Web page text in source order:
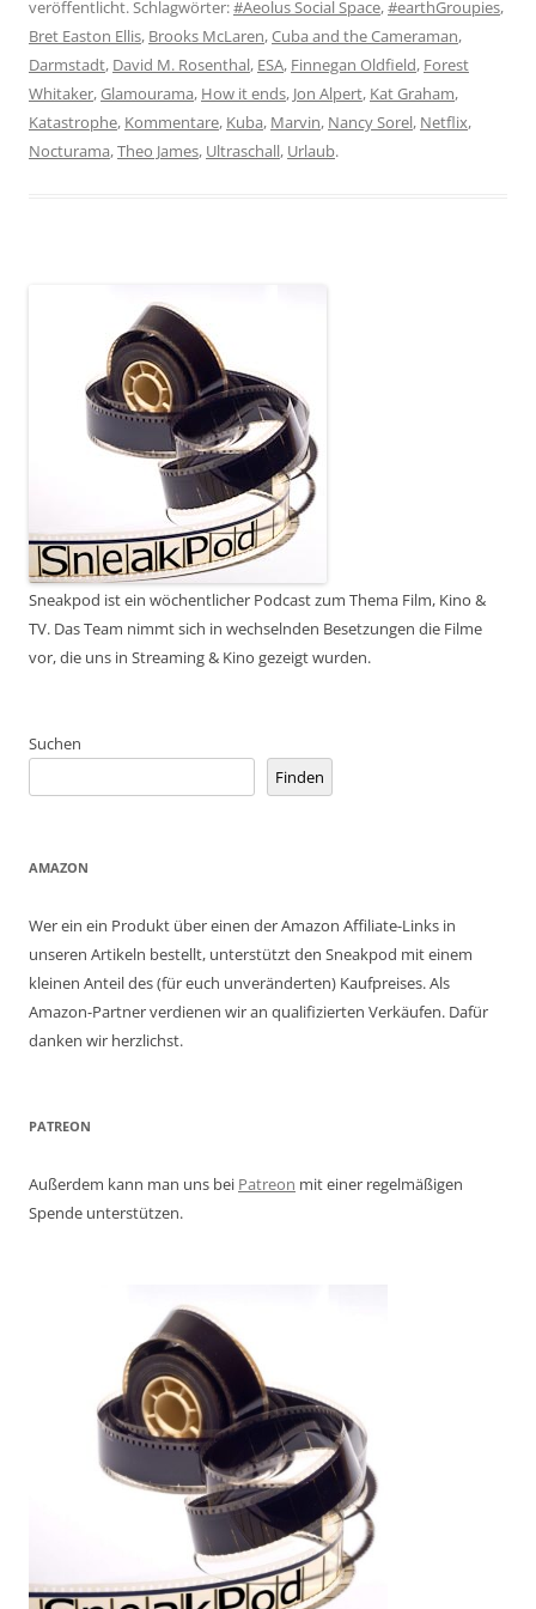
veröffentlicht. Schlagwörter:#Aeolus Social Space,#earthGroupies,
Bret Easton Ellis, Brooks McLaren,Cuba and the Cameraman,
Darmstadt, David M. Rosenthal, ESA, Finnegan Oldfield, Forest
Whitaker,Glamourama, How it ends, Jon Alpert, Kat Graham,
Katastrophe, Kommentare, Kuba, Marvin, Nancy Sorel, Netflix,
Nocturama,Theo James, Ultraschall, Urlaub.
Sneakpod ist ein wöchentlicher Podcast zum Thema Film, Kino &
TV. Das Team nimmt sich in wechselnden Besetzungen die Filme
vor, die uns in Streaming & Kino gezeigt wurden.
Suchen
Finden
AMAZON
Wer ein ein Produkt über einen der Amazon Affiliate-Links in
unseren Artikeln bestellt, unterstützt den Sneakpod mit einem
kleinen Anteil des (für euch unveränderten) Kaufpreises. Als
Amazon-Partner verdienen wir an qualifizierten Verkäufen. Dafür
danken wir herzlichst.
PATREON
Außerdem kann man uns bei Patreon mit einer regelmäßigen
Spende unterstützen.